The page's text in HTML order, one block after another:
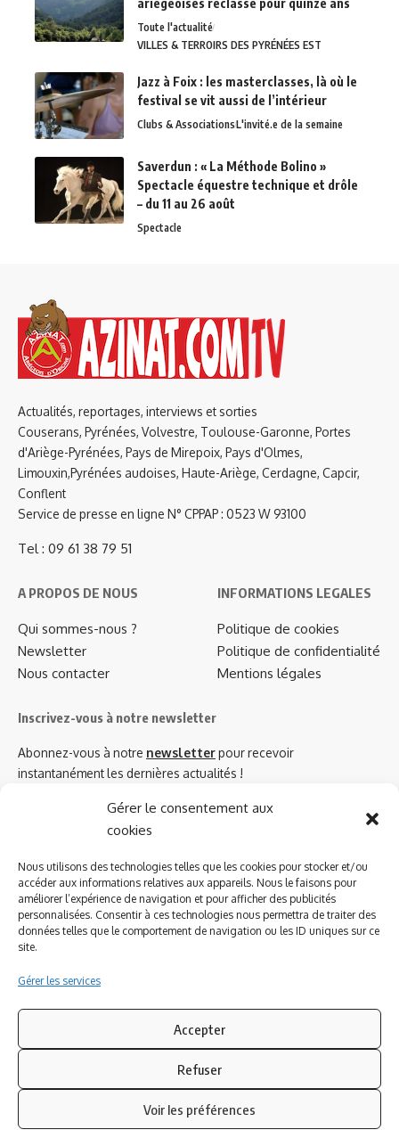
Gérer le consentement aux
cookies
Nous utilisons des technologies telles que les cookies pour stocker et/ou
accéder aux informations relatives aux appareils. Nous le faisons pour
améliorer l’expérience de navigation et pour afficher des publicités
personnalisées. Consentir à ces technologies nous permettra de traiter des
données telles que le comportement de navigation ou les ID uniques sur ce
site.
Gérer les services
Accepter
Refuser
Voir les préférences
ariégeoises reclassé pour quinze ans
Toute l'actualité
VILLES & TERROIRS DES PYRÉNÉES EST
Jazz à Foix : les masterclasses, là où le
festival se vit aussi de l’intérieur
Clubs & AssociationsL'invité.e de la semaine
Saverdun : « La Méthode Bolino »
Spectacle équestre technique et drôle
– du 11 au 26 août
Spectacle
Actualités, reportages, interviews et sorties
Couserans, Pyrénées, Volvestre, Toulouse-Garonne, Portes
d'Ariège-Pyrénées, Pays de Mirepoix, Pays d'Olmes,
Limouxin,Pyrénées audoises, Haute-Ariège, Cerdagne, Capcir,
Conflent
Service de presse en ligne N° CPPAP : 0523 W 93100
Tel : 09 61 38 79 51
A PROPOS DE NOUS
Qui sommes-nous ?
Newsletter
Nous contacter
INFORMATIONS LEGALES
Politique de cookies
Politique de confidentialité
Mentions légales
Inscrivez-vous à notre newsletter
Abonnez-vous à notre newsletterpour recevoir
instantanément les dernières actualités !
Azinat.com TV soutient
Suivez-nous